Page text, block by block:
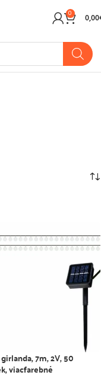
0 0,00
7m, 2V, 50
viacfarebné